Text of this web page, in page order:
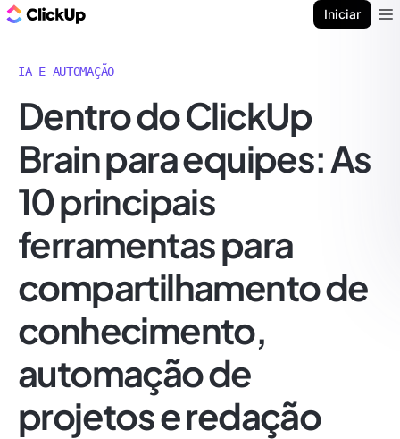
Iniciar
IA E AUTOMAÇÃO
Dentro do ClickUp
Brain para equipes: As
10 principais
ferramentas para
compartilhamento de
conhecimento,
automação de
projetos e redação